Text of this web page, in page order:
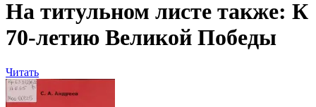
На титульном листе также: К
70-летию Великой Победы
Читать